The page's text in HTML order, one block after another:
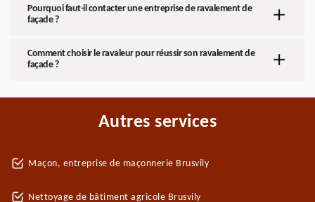
Pourquoi faut-il contacter une entreprise de ravalement de
façade ?
Comment choisir le ravaleur pour réussir son ravalement de
façade ?
Autres services
Maçon, entreprise de maçonnerie Brusvily
Nettoyage de bâtiment agricole Brusvily